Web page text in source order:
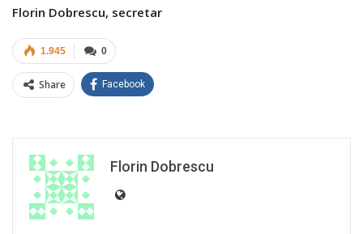
Florin Dobrescu, secretar
0
1.945
Share Facebook
Florin Dobrescu